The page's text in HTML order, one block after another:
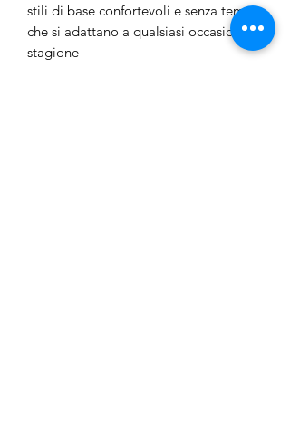
stili di base confortevoli e senza tempo
che si adattano a qualsiasi occasione e
stagione